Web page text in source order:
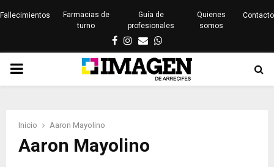
Fallecimientos
Farmacias de
turno
Guía de
profesionales
Quienes
somos
Contacto
Facebook
Instagram
EmailWhatsapp
PRIMARY
Inicio Aaron Mayolino
Aaron Mayolino